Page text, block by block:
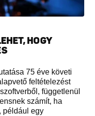
HOGY
75 éve követi
feltételezést
függetlenül
számít, ha
például egy